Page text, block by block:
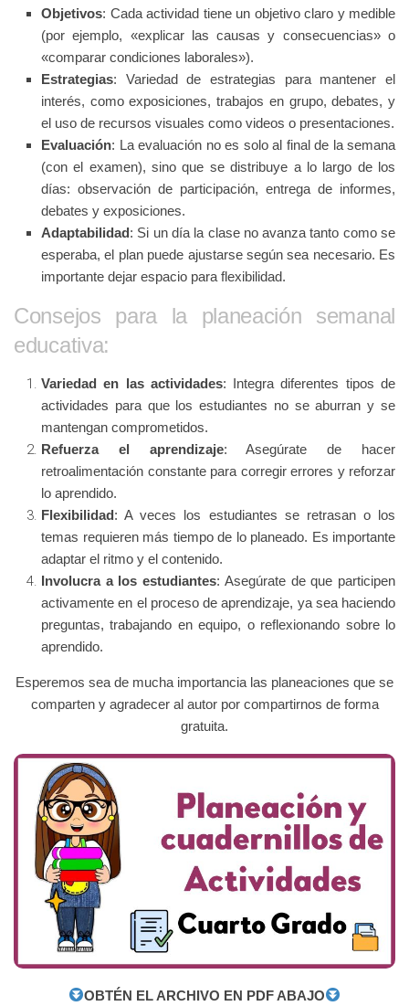
Objetivos: Cada actividad tiene un objetivo claro y medible
(por ejemplo, «explicar las causas y consecuencias» o
«comparar condiciones laborales»).
Estrategias: Variedad de estrategias para mantener el
interés, como exposiciones, trabajos en grupo, debates, y
el uso de recursos visuales como videos o presentaciones.
Evaluación: La evaluación no es solo al final de la semana
(con el examen), sino que se distribuye a lo largo de los
días: observación de participación, entrega de informes,
debates y exposiciones.
Adaptabilidad: Si un día la clase no avanza tanto como se
esperaba, el plan puede ajustarse según sea necesario. Es
importante dejar espacio para flexibilidad.
Consejos para la planeación semanal
educativa:
Variedad en las actividades: Integra diferentes tipos de
actividades para que los estudiantes no se aburran y se
mantengan comprometidos.
Refuerza el aprendizaje: Asegúrate de hacer
retroalimentación constante para corregir errores y reforzar
lo aprendido.
Flexibilidad: A veces los estudiantes se retrasan o los
temas requieren más tiempo de lo planeado. Es importante
adaptar el ritmo y el contenido.
Involucra a los estudiantes: Asegúrate de que participen
activamente en el proceso de aprendizaje, ya sea haciendo
preguntas, trabajando en equipo, o reflexionando sobre lo
aprendido.
Esperemos sea de mucha importancia las planeaciones que se
comparten y agradecer al autor por compartirnos de forma
gratuita.
OBTÉN EL ARCHIVO EN PDF ABAJO